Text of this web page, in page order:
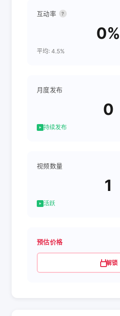
互动率 ?
0%
平均: 4.5%
月度发布
0
持续发布
视频数量
1
活跃
预估价格
解锁